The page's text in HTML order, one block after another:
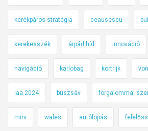
kerékpáros stratégia ceausescu
kerekesszék árpád híd innováció
navigáció karlobag kortrijk
iaa 2024 buszsáv forgalommal
mini wales autólopás